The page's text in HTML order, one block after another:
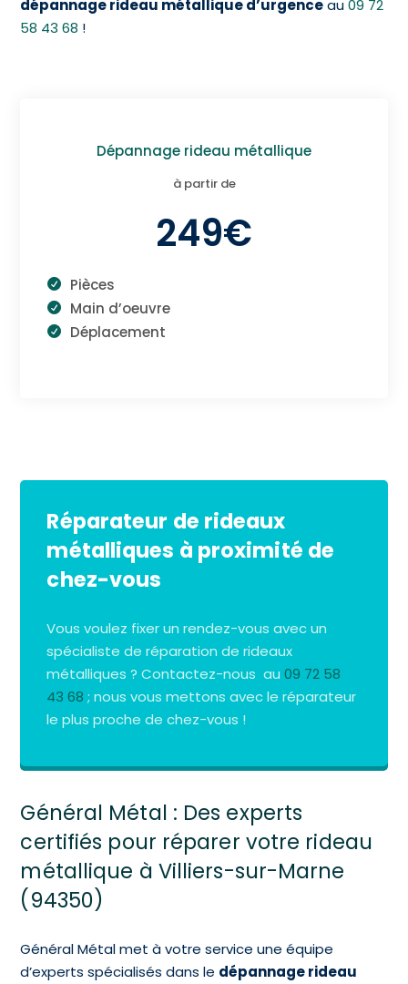
dépannage rideau métallique d’urgenceau09 72
58 43 68 !
Dépannage rideau métallique
à partir de
249€
Pièces
Main d’oeuvre
Déplacement
Réparateur de rideaux
métalliques à proximité de
chez-vous
Vous voulez fixer un rendez-vous avec un
spécialiste de réparation de rideaux
métalliques ? Contactez-nous au09 72 58
43 68 ; nous vous mettons avec le réparateur
le plus proche de chez-vous !
Général Métal : Des experts
certifiés pour réparer votre rideau
métallique à Villiers-sur-Marne
(94350)
Général Métal met à votre service une équipe
d’experts spécialisés dans le dépannage rideau